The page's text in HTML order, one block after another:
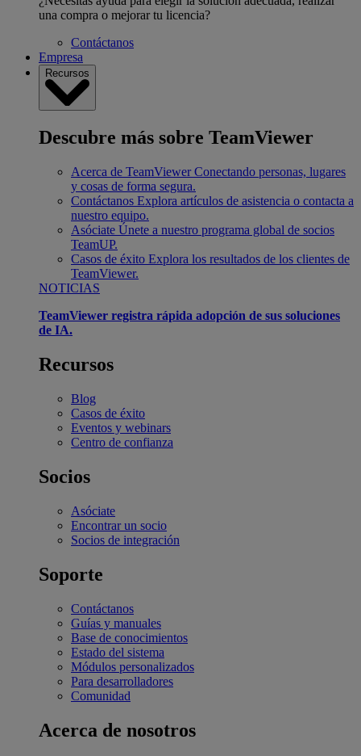
una compra o mejorar tu licencia?
Contáctanos
Empresa
Recursos
Descubre más sobre TeamViewer
Acerca de TeamViewer Conectando personas, lugares
y cosas de forma segura.
Contáctanos Explora artículos de asistencia o contacta a
nuestro equipo.
Asóciate Únete a nuestro programa global de socios
TeamUP.
Casos de éxito Explora los resultados de los clientes de
TeamViewer.
NOTICIAS
TeamViewer registra rápida adopción de sus soluciones
de IA.
Recursos
Blog
Casos de éxito
Eventos y webinars
Centro de confianza
Socios
Asóciate
Encontrar un socio
Socios de integración
Soporte
Contáctanos
Guías y manuales
Base de conocimientos
Estado del sistema
Módulos personalizados
Para desarrolladores
Comunidad
Acerca de nosotros